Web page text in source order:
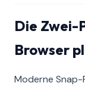
Die Zwei-
Browser
Moderne Snap-